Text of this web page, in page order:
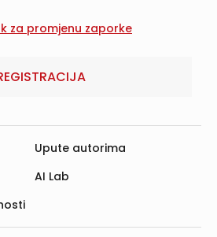
Upute autorima
AI Lab